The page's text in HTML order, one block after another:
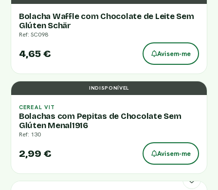
Bolacha Waffle com Chocolate de Leite Sem
Glúten Schär
Ref: SC098
4,65 € Avisem-me
INDISPONÍVEL
CEREAL VIT
Bolachas com Pepitas de Chocolate Sem
Glúten Menal1916
Ref: 130
2,99 € Avisem-me